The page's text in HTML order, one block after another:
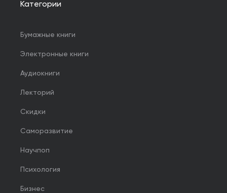
Категории
Бумажные книги
Электронные книги
Аудиокниги
Лекторий
Скидки
Саморазвитие
Научпоп
Психология
Бизнес